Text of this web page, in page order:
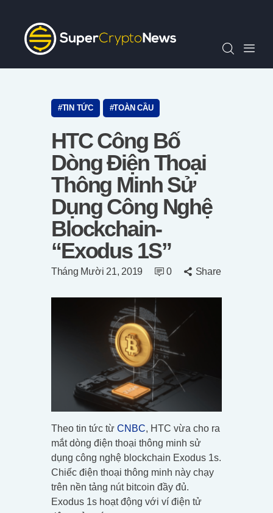
Chỉ Số SCN30
Tin Tức
Quan Điểm
Video
Tiếng Việt
TIN TỨC TOÀN CẦU
HTC Công Bố
Dòng Điện Thoại
Thông Minh Sử
Dụng Công Nghệ
Blockchain-
“Exodus 1S”
Tháng Mười 21, 2019 0 Share
Theo tin tức từ CNBC, HTC vừa cho ra
mắt dòng điện thoại thông minh sử
dụng công nghệ blockchain Exodus 1s.
Chiếc điện thoại thông minh này chạy
trên nền tảng nút bitcoin đầy đủ.
Exodus 1s hoạt động với ví điện tử